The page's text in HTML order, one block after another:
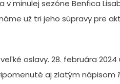
v minulej sezóne Benfica
už tri jeho súpravy pre
oslavy. 28. februára
aj zlatým nápisom